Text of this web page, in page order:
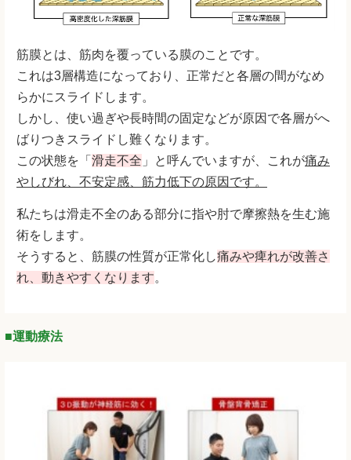
筋膜とは、筋肉を覆っている膜のことです。
これは3層構造になっており、正常だと各層の間がなめ
らかにスライドします。
しかし、使い過ぎや長時間の固定などが原因で各層がへ
ばりつきスライドし難くなります。
この状態を「 滑走不全 」と呼んでいますが、これが痛み
やしびれ、不安定感、筋力低下の原因です。
私たちは滑走不全のある部分に指や肘で摩擦熱を生む施
術をします。
そうすると、筋膜の性質が正常化し痛みや痺れが改善さ
れ、動きやすくなります。
■運動療法